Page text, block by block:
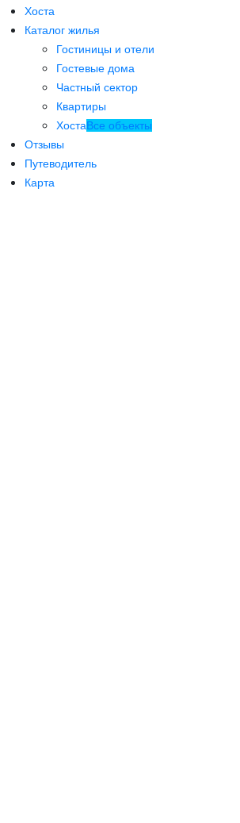
Хоста
Каталог жилья
Гостиницы и отели
Гостевые дома
Частный сектор
Квартиры
ХостаВсе объекты
Отзывы
Путеводитель
Карта